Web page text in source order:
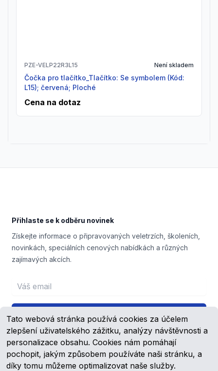
Tato webová stránka používá cookies za účelem
zlepšení uživatelského zážitku, analýzy návštěvnosti a
personalizace obsahu. Cookies nám pomáhají
pochopit, jakým způsobem používáte naši stránku, a
díky tomu můžeme optimalizovat naše služby.
PZE-VELP22R3L15 Není skladem
Čočka pro tlačítko_Tlačítko: Se symbolem (Kód:
L15); červená; Ploché
Cena na dotaz
Přihlaste se k odběru novinek
Získejte informace o připravovaných veletrzích, školeních,
novinkách, speciálních cenových nabídkách a různých
zajímavých akcích.
Email address
Přihlášení
FacebookYouTube